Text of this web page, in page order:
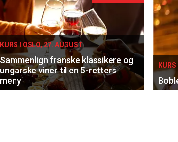
KURS I OSLO, 27. AUGUST
Sammenlign franske klassikere og
ungarske viner til en 5-retters
meny